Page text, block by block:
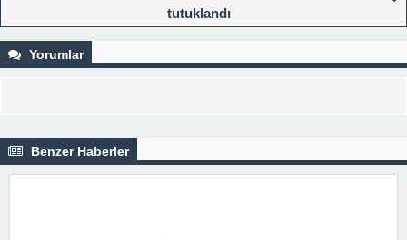
tutuklandı
Yorumlar
Benzer Haberler